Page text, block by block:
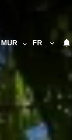
MUR FR